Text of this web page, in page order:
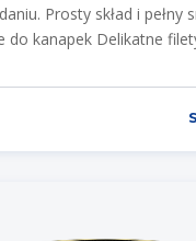
Prosty skład i pełny
do kanapek Delikatne